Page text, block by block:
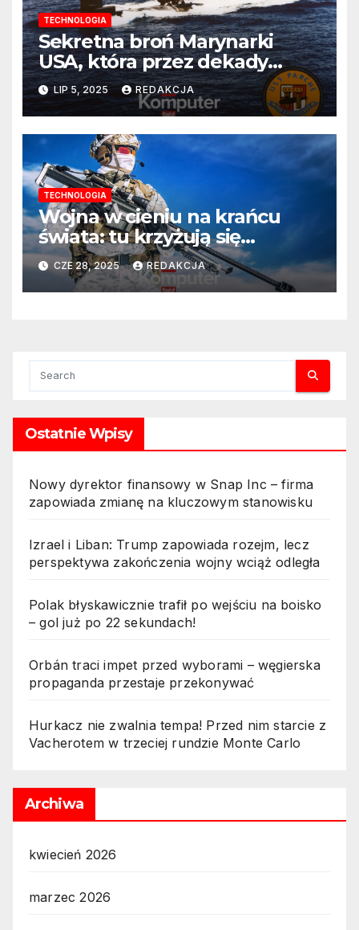
TECHNOLOGIA
Sekretna broń Marynarki
USA, która przez dekady
spędzała sen z powiek
Rosjanom
LIP 5, 2025 REDAKCJA
TECHNOLOGIA
Wojna w cieniu na krańcu
świata: tu krzyżują się
interesy wszystkich mocarstw
CZE 28, 2025 REDAKCJA
Ostatnie Wpisy
Nowy dyrektor finansowy w Snap Inc – firma
zapowiada zmianę na kluczowym stanowisku
Izrael i Liban: Trump zapowiada rozejm, lecz
perspektywa zakończenia wojny wciąż odległa
Polak błyskawicznie trafił po wejściu na boisko
– gol już po 22 sekundach!
Orbán traci impet przed wyborami – węgierska
propaganda przestaje przekonywać
Hurkacz nie zwalnia tempa! Przed nim starcie z
Vacherotem w trzeciej rundzie Monte Carlo
Archiwa
kwiecień 2026
marzec 2026